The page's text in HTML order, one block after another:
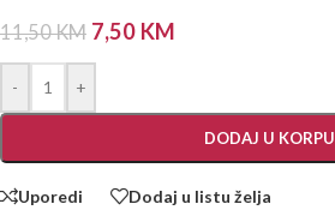
11,50KM 7,50 KM
- +
DODAJ U KORPU
Uporedi Dodaj u listu želja